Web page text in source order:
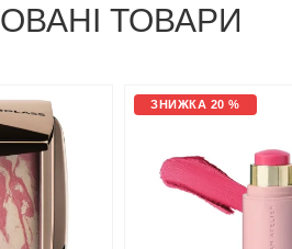
ТОВАРИ
ЗНИЖКА 20 %